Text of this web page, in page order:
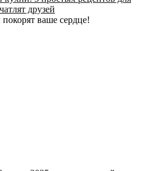
друзей
ваше сердце!